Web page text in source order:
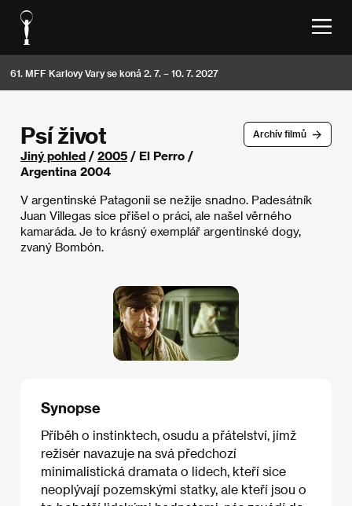
61. MFF Karlovy Vary se koná 2. 7. – 10. 7. 2027
Archív filmů
Psí život
Jiný pohled / 2005 / El Perro /
Argentina 2004
V argentinské Patagonii se nežije snadno. Padesátník
Juan Villegas sice přišel o práci, ale našel věrného
kamaráda. Je to krásný exemplář argentinské dogy,
zvaný Bombón.
Synopse
Příběh o instinktech, osudu a přátelství, jímž
režisér navazuje na svá předchozí
minimalistická dramata o lidech, kteří sice
neoplývají pozemskými statky, ale kteří jsou o